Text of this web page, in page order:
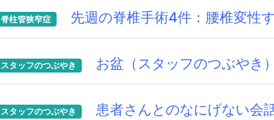
脊柱管狭窄症 先週の脊椎手術4件：腰椎変性
スタッフのつぶやき お盆（スタッフのつぶやき）
スタッフのつぶやき 患者さんとのなにげない会